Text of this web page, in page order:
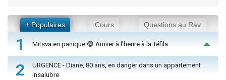
+ Populaires Cours Questions au Rav
1 Mitsva en panique 😨 Arriver à l'heure à la Téfila
2
URGENCE - Diane, 80 ans, en danger dans un appartement
insalubre